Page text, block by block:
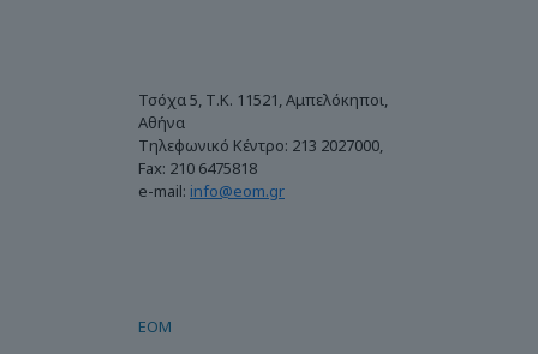
Τσόχα 5, Τ.Κ. 11521, Αμπελόκηποι,
Αθήνα
Τηλεφωνικό Κέντρο: 213 2027000,
Fax: 210 6475818
e-mail: info@eom.gr
ΕΟΜ